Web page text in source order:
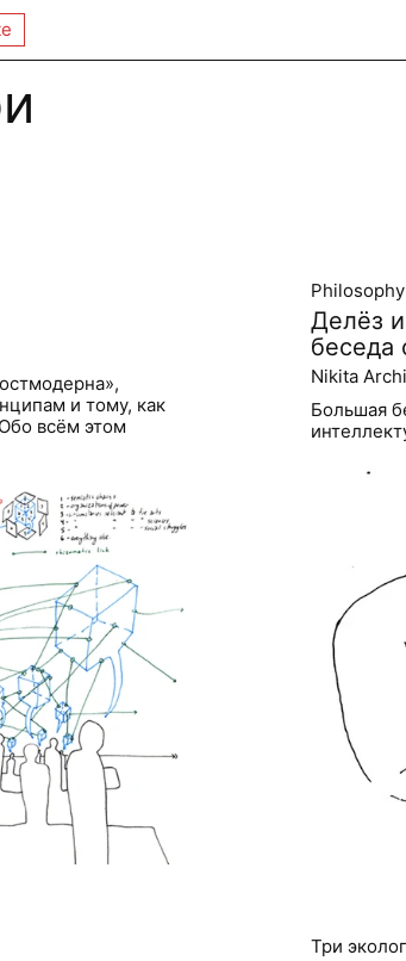
и тому, как
всём этом
Делёз
беседа
Nikita
Большая
Три